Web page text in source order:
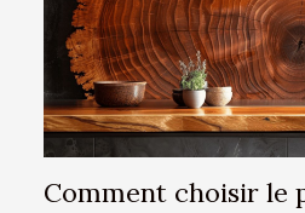
Comment choisir le